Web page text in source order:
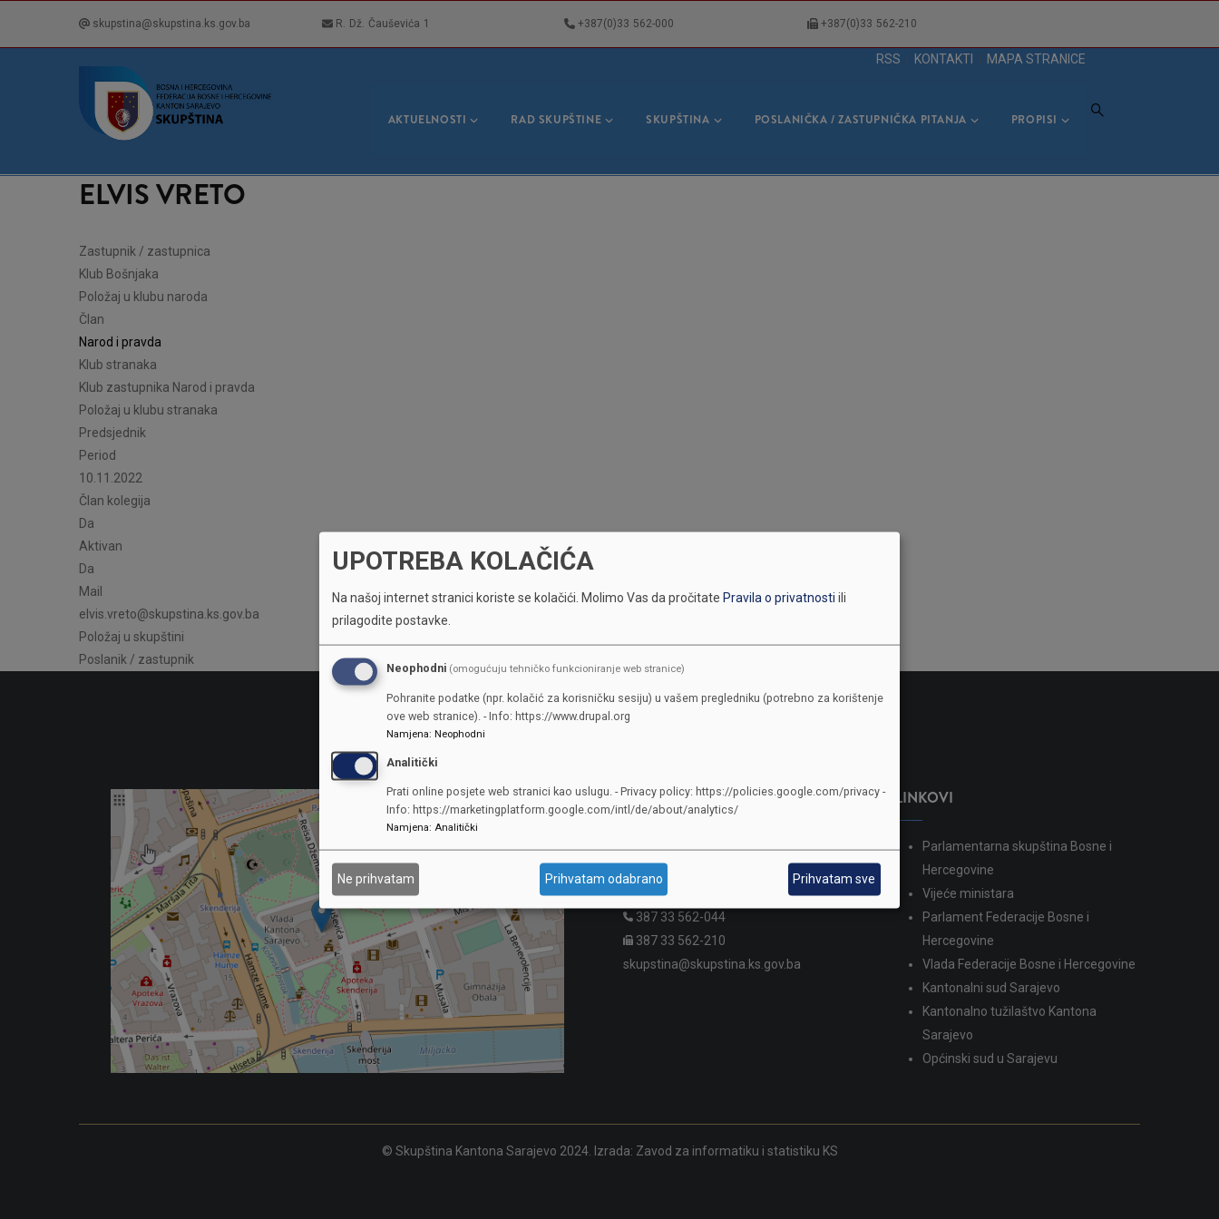
skupstina@skupstina.ks.gov.ba R. Dž. Čauševića 1 +387(0)33 562-000 +387(0)33 562-210
RSS KONTAKTI MAPA STRANICE
NAVIGACIJA
AKTUELNOSTI RAD SKUPŠTINE SKUPŠTINA POSLANIČKA / ZASTUPNIČKA PITANJA PROPISI
ELVIS VRETO
Zastupnik / zastupnica
Klub Bošnjaka
Položaj u klubu naroda
Član
Narod i pravda
Klub stranaka
Klub zastupnika Narod i pravda
Položaj u klubu stranaka
Predsjednik
Period
10.11.2022
Član kolegija
Da
Aktivan
Da
Mail
elvis.vreto@skupstina.ks.gov.ba
Položaj u skupštini
Poslanik / zastupnik
KONTAKTI
SKUPŠTINA
Adresa: Sarajevo, Reisa Džemaludina
Čauševića 1
387 33 562-044
387 33 562-210
skupstina@skupstina.ks.gov.ba
LINKOVI
Parlamentarna skupština Bosne i
Hercegovine
Vijeće ministara
Parlament Federacije Bosne i
Hercegovine
Vlada Federacije Bosne i Hercegovine
Kantonalni sud Sarajevo
Kantonalno tužilaštvo Kantona
Sarajevo
Općinski sud u Sarajevu
© Skupština Kantona Sarajevo 2024. Izrada: Zavod za informatiku i statistiku KS
UPOTREBA KOLAČIĆA
Na našoj internet stranici koriste se kolačići. Molimo Vas da pročitate Pravila o privatnosti ili
prilagodite postavke.
Neophodni (omogućuju tehničko funkcioniranje web stranice)
Pohranite podatke (npr. kolačić za korisničku sesiju) u vašem pregledniku (potrebno za korištenje
ove web stranice). - Info: https://www.drupal.org
Namjena: Neophodni
Analitički
Prati online posjete web stranici kao uslugu. - Privacy policy: https://policies.google.com/privacy -
Info: https://marketingplatform.google.com/intl/de/about/analytics/
Namjena: Analitički
Ne prihvatam Prihvatam odabrano Prihvatam sve